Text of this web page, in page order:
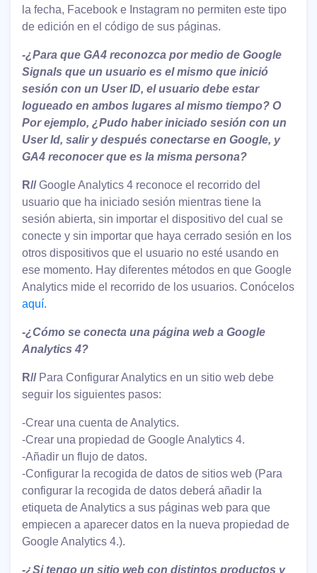
la fecha, Facebook e Instagram no permiten este tipo
de edición en el código de sus páginas.
-¿Para que GA4 reconozca por medio de Google
Signals que un usuario es el mismo que inició
sesión con un User ID, el usuario debe estar
logueado en ambos lugares al mismo tiempo? O
Por ejemplo, ¿Pudo haber iniciado sesión con un
User Id, salir y después conectarse en Google, y
GA4 reconocer que es la misma persona?
R//Google Analytics 4 reconoce el recorrido del
usuario que ha iniciado sesión mientras tiene la
sesión abierta, sin importar el dispositivo del cual se
conecte y sin importar que haya cerrado sesión en los
otros dispositivos que el usuario no esté usando en
ese momento. Hay diferentes métodos en que Google
Analytics mide el recorrido de los usuarios. Conócelos
aquí.
-¿Cómo se conecta una página web a Google
Analytics 4?
R//Para Configurar Analytics en un sitio web debe
seguir los siguientes pasos:
-Crear una cuenta de Analytics.
-Crear una propiedad de Google Analytics 4.
-Añadir un flujo de datos.
-Configurar la recogida de datos de sitios web (Para
configurar la recogida de datos deberá añadir la
etiqueta de Analytics a sus páginas web para que
empiecen a aparecer datos en la nueva propiedad de
Google Analytics 4.).
-¿Si tengo un sitio web con distintos productos y